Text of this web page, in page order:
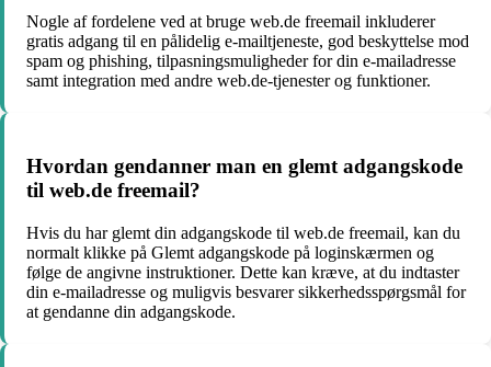
Nogle af fordelene ved at bruge web.de freemail inkluderer
gratis adgang til en pålidelig e-mailtjeneste, god beskyttelse mod
spam og phishing, tilpasningsmuligheder for din e-mailadresse
samt integration med andre web.de-tjenester og funktioner.
Hvordan gendanner man en glemt adgangskode
til web.de freemail?
Hvis du har glemt din adgangskode til web.de freemail, kan du
normalt klikke på Glemt adgangskode på loginskærmen og
følge de angivne instruktioner. Dette kan kræve, at du indtaster
din e-mailadresse og muligvis besvarer sikkerhedsspørgsmål for
at gendanne din adgangskode.